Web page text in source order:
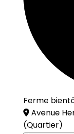
Ferme
Avenue
(Quartier)